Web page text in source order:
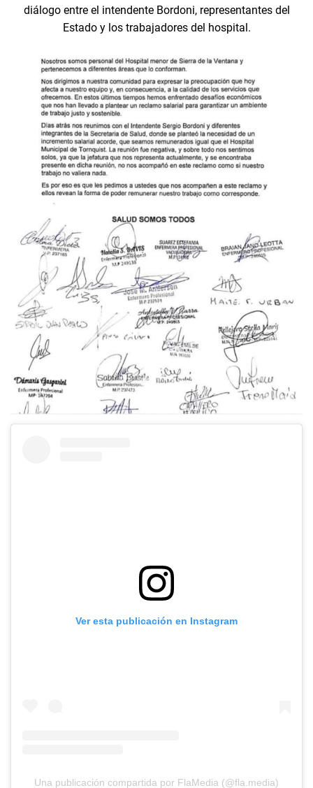
diálogo entre el intendente Bordoni, representantes del
Estado y los trabajadores del hospital.
Ver esta publicación en Instagram
Una publicación compartida por FlaMedia (@fla.media)